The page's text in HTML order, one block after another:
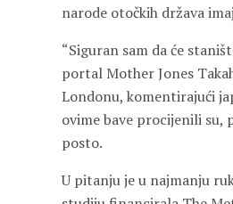
narode otočkih država
“Siguran sam da će
portal Mother Jones
Londonu, komentirajući
ovime bave procijenili su,
posto.
U pitanju je u najmanju